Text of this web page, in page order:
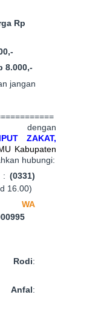
Rp
8.000,-
jangan
ZAKAT,
Kabupaten
hubungi:
(0331)
16.00)
WA
:
: